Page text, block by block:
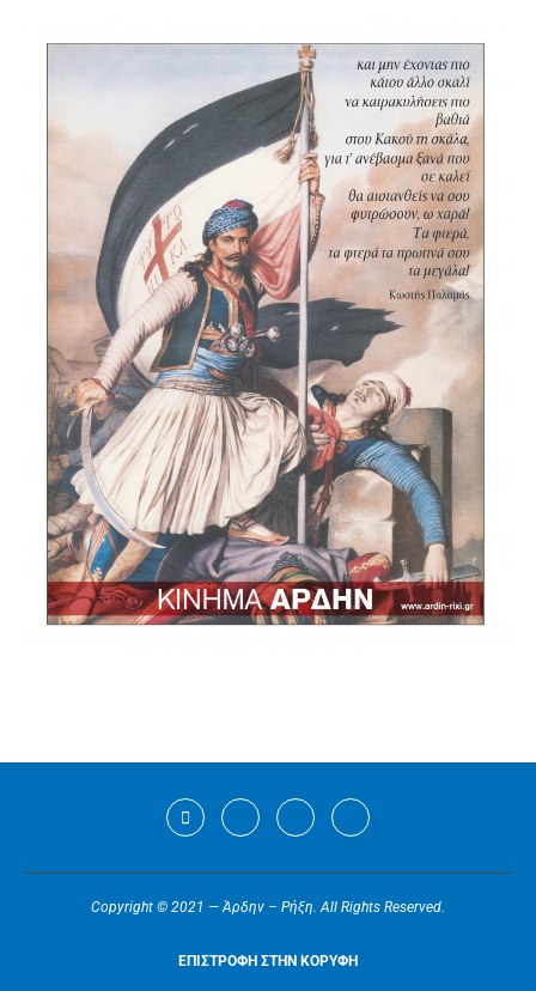
Copyright © 2021 — Άρδην – Ρήξη. All Rights Reserved.
ΕΠΙΣΤΡΟΦΗ ΣΤΗΝ ΚΟΡΥΦΗ